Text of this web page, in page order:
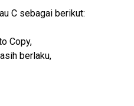
C sebagai berikut:
Copy,
berlaku,